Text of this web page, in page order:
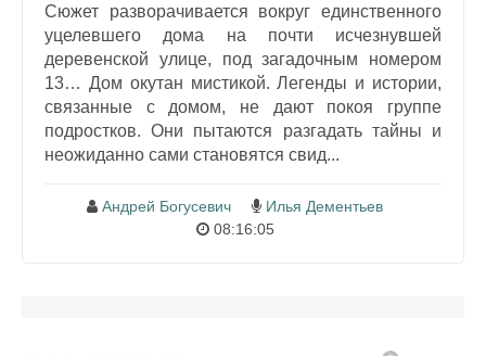
Сюжет разворачивается вокруг единственного
уцелевшего дома на почти исчезнувшей
деревенской улице, под загадочным номером
13… Дом окутан мистикой. Легенды и истории,
связанные с домом, не дают покоя группе
подростков. Они пытаются разгадать тайны и
неожиданно сами становятся свид...
Андрей Богусевич
Илья Дементьев
08:16:05